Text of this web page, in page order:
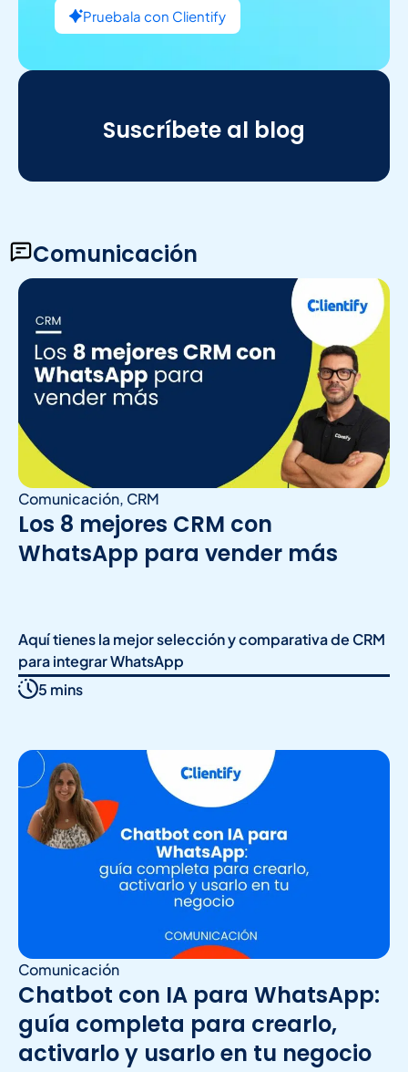
Pruebala con Clientify
Suscríbete al blog
Comunicación
Comunicación, CRM
Los 8 mejores CRM con
WhatsApp para vender más
Aquí tienes la mejor selección y comparativa de CRM
para integrar WhatsApp
5 mins
Comunicación
Chatbot con IA para WhatsApp:
guía completa para crearlo,
activarlo y usarlo en tu negocio